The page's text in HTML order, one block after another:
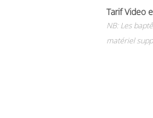
Tarif Video
NB: Les
matériel